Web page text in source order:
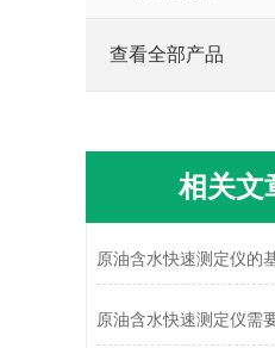
查看全部产品
相关文